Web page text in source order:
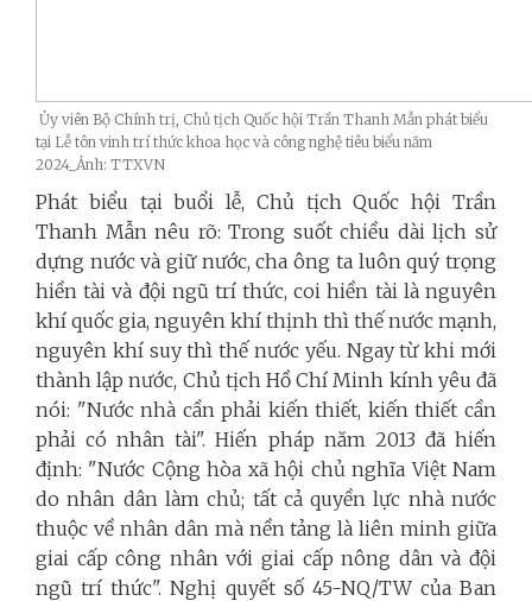
Ủy viên Bộ Chính trị, Chủ tịch Quốc hội Trần Thanh Mẫn phát biểu
tại Lễ tôn vinh trí thức khoa học và công nghệ tiêu biểu năm
2024_Ảnh: TTXVN
Phát biểu tại buổi lễ, Chủ tịch Quốc hội Trần
Thanh Mẫn nêu rõ: Trong suốt chiều dài lịch sử
dựng nước và giữ nước, cha ông ta luôn quý trọng
hiền tài và đội ngũ trí thức, coi hiền tài là nguyên
khí quốc gia, nguyên khí thịnh thì thế nước mạnh,
nguyên khí suy thì thế nước yếu. Ngay từ khi mới
thành lập nước, Chủ tịch Hồ Chí Minh kính yêu đã
nói: "Nước nhà cần phải kiến thiết, kiến thiết cần
phải có nhân tài".Hiến pháp năm 2013 đã hiến
định: "Nước Cộng hòa xã hội chủ nghĩa Việt Nam
do nhân dân làm chủ; tất cả quyền lực nhà nước
thuộc về nhân dân mà nền tảng là liên minh giữa
giai cấp công nhân với giai cấp nông dân và đội
ngũ trí thức".Nghị quyết số 45-NQ/TW của Ban